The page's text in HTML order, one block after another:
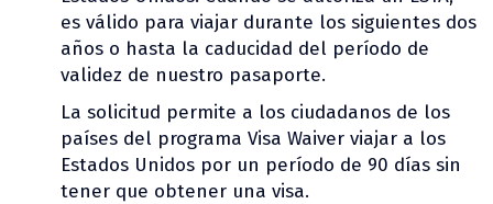
es válido para viajar durante los siguientes dos
años o hasta la caducidad del período de
validez de nuestro pasaporte.
La solicitud permite a los ciudadanos de los
países del programa Visa Waiver viajar a los
Estados Unidos por un período de 90 días sin
tener que obtener una visa.